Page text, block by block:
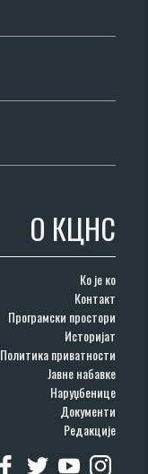
О КЦНС
Ко је ко
Контакт
Програмски простори
Историјат
Политика приватности
Јавне набавке
Наруџбенице
Документи
Редакције